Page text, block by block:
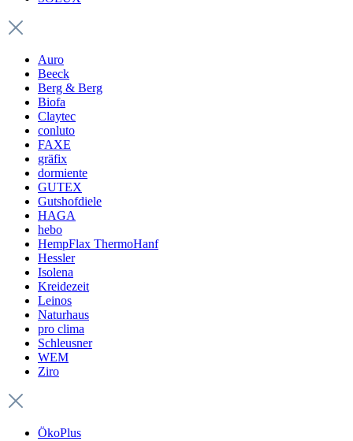
Auro
Beeck
Berg & Berg
Biofa
Claytec
conluto
FAXE
gräfix
dormiente
GUTEX
Gutshofdiele
HAGA
hebo
HempFlax ThermoHanf
Hessler
Isolena
Kreidezeit
Leinos
Naturhaus
pro clima
Schleusner
WEM
Ziro
ÖkoPlus